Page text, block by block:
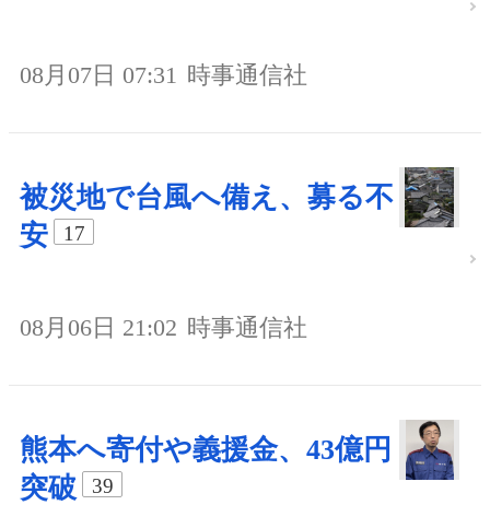
08月07日 07:31 時事通信社
被災地で台風へ備え、募る不
安
17
08月06日 21:02 時事通信社
熊本へ寄付や義援金、43億円
突破
39